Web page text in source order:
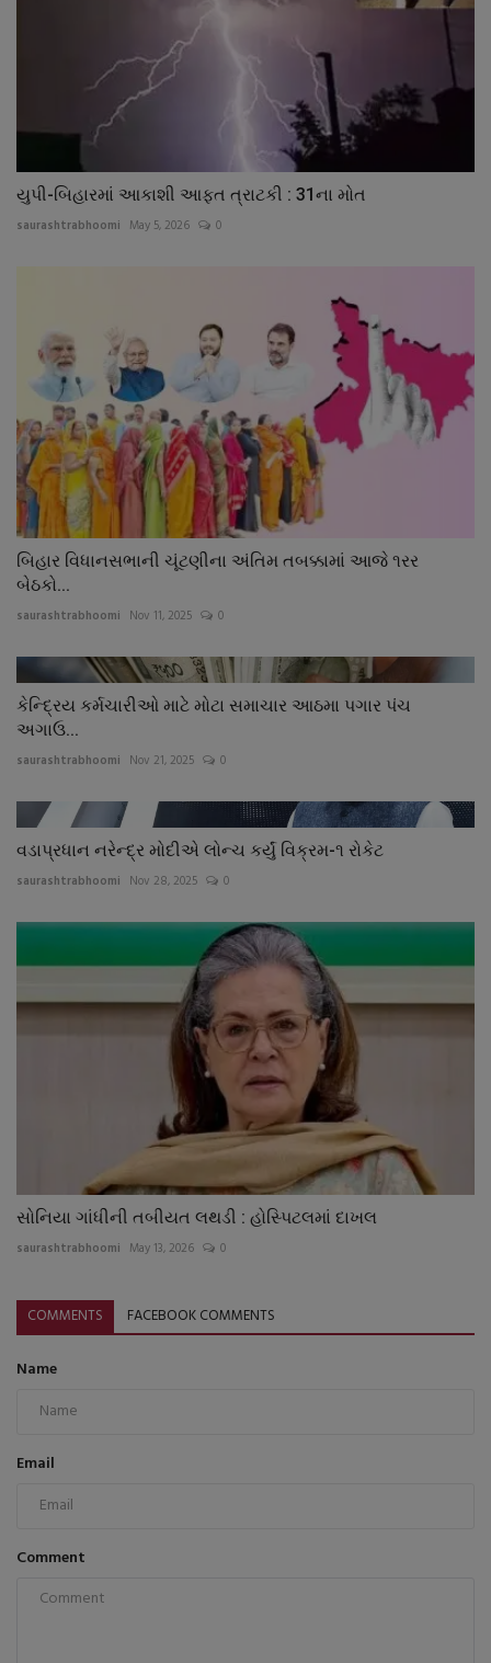
યુપી-બિહારમાં આકાશી આફત ત્રાટકી : 31ના મોત
saurashtrabhoomi May 5, 2026 0
બિહાર વિધાનસભાની ચૂંટણીના અંતિમ તબક્કામાં આજે ૧રર
બેઠકો...
saurashtrabhoomi Nov 11, 2025 0
કેન્દ્રિય કર્મચારીઓ માટે મોટા સમાચાર આઠમા પગાર પંચ
અગાઉ...
saurashtrabhoomi Nov 21, 2025 0
વડાપ્રધાન નરેન્દ્ર મોદીએ લોન્ચ કર્યું વિક્રમ-૧ રોકેટ
saurashtrabhoomi Nov 28, 2025 0
સોનિયા ગાંધીની તબીયત લથડી : હોસ્પિટલમાં દાખલ
saurashtrabhoomi May 13, 2026 0
COMMENTS FACEBOOK COMMENTS
Name
Email
Comment